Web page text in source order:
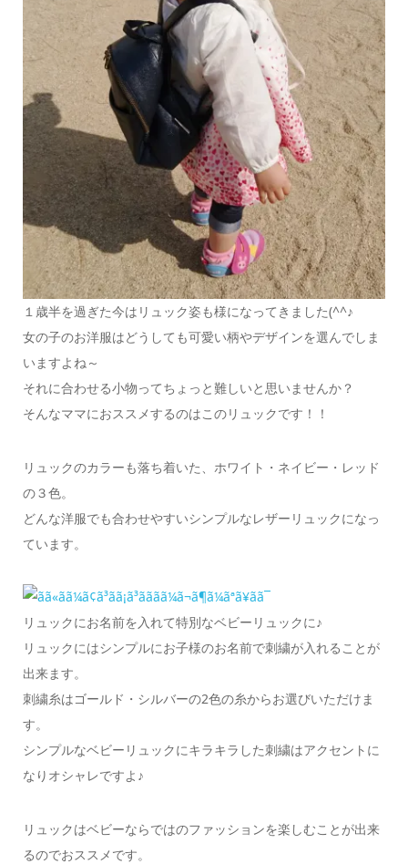
１歳半を過ぎた今はリュック姿も様になってきました(^^♪
女の子のお洋服はどうしても可愛い柄やデザインを選んでしま
いますよね～
それに合わせる小物ってちょっと難しいと思いませんか？
そんなママにおススメするのはこのリュックです！！
リュックのカラーも落ち着いた、ホワイト・ネイビー・レッド
の３色。
どんな洋服でも合わせやすいシンプルなレザーリュックになっ
ています。
リュックにお名前を入れて特別なベビーリュックに♪
リュックにはシンプルにお子様のお名前で刺繍が入れることが
出来ます。
刺繍糸はゴールド・シルバーの2色の糸からお選びいただけま
す。
シンプルなベビーリュックにキラキラした刺繍はアクセントに
なりオシャレですよ♪
リュックはベビーならではのファッションを楽しむことが出来
るのでおススメです。